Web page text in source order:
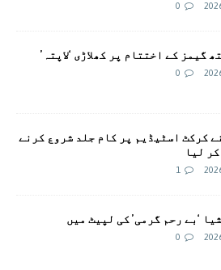
0
گیمز کے اختتام پر کھلاڑی ‘لاپتہ’
0
کرکٹ اسٹیڈیم پر کام جلد شروع کرنے
لیا
1
‘بے رحم گرمی’ کی لپیٹ میں
0